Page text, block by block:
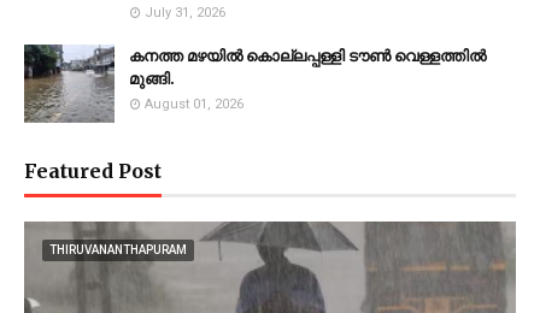
July 31, 2026
കനത്ത മഴയില്‍ കൊല്ലപ്പള്ളി ടൗണ്‍ വെള്ളത്തില്‍
മുങ്ങി.
August 01, 2026
Featured Post
THIRUVANANTHAPURAM